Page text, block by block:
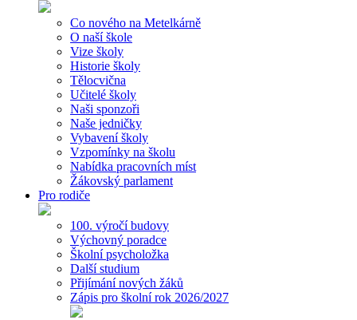
Co nového na Metelkárně
O naší škole
Vize školy
Historie školy
Tělocvična
Učitelé školy
Naši sponzoři
Naše jedničky
Vybavení školy
Vzpomínky na školu
Nabídka pracovních míst
Žákovský parlament
Pro rodiče
100. výročí budovy
Výchovný poradce
Školní psycholožka
Další studium
Přijímání nových žáků
Zápis pro školní rok 2026/2027